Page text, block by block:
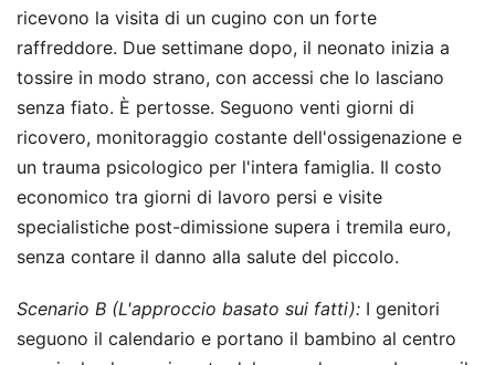
ricevono la visita di un cugino con un forte
raffreddore. Due settimane dopo, il neonato inizia a
tossire in modo strano, con accessi che lo lasciano
senza fiato. È pertosse. Seguono venti giorni di
ricovero, monitoraggio costante dell'ossigenazione e
un trauma psicologico per l'intera famiglia. Il costo
economico tra giorni di lavoro persi e visite
specialistiche post-dimissione supera i tremila euro,
senza contare il danno alla salute del piccolo.
Scenario B (L'approccio basato sui fatti): I genitori
seguono il calendario e portano il bambino al centro